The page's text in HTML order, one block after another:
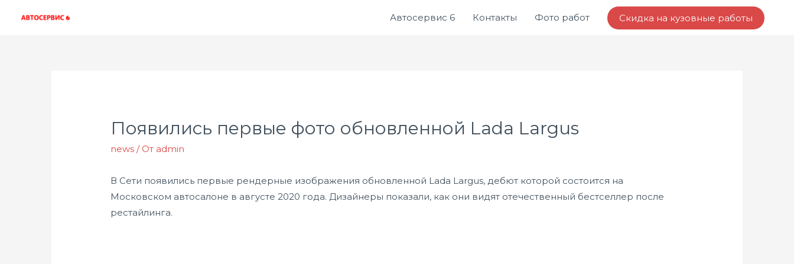
Автосервис 6 Контакты Фото работ Скидка на кузовные работы
Появились первые фото обновленной Lada Largus
news / От admin
В Сети появились первые рендерные изображения обновленной Lada Largus, дебют которой состоится на
Московском автосалоне в августе 2020 года. Дизайнеры показали, как они видят отечественный бестселлер после
рестайлинга.